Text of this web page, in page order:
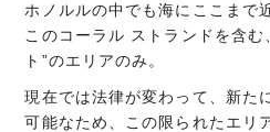
ホノルルの中でも海にここまで
このコーラル ストランドを含む
ト”のエリアのみ。
現在では法律が変わって、新た
可能なため、この限られたエリ